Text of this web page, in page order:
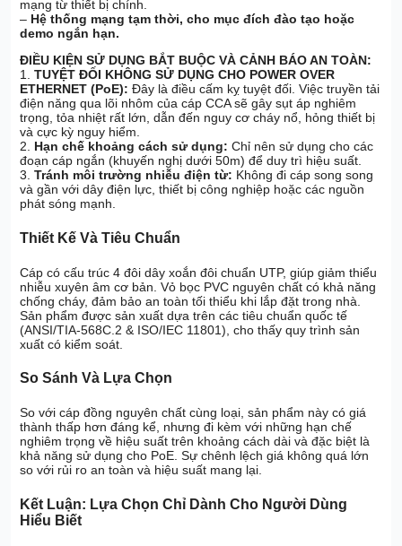
mạng từ thiết bị chính.
– Hệ thống mạng tạm thời, cho mục đích đào tạo hoặc
demo ngắn hạn.
ĐIỀU KIỆN SỬ DỤNG BẮT BUỘC VÀ CẢNH BÁO AN TOÀN:
1.TUYỆT ĐỐI KHÔNG SỬ DỤNG CHO POWER OVER
ETHERNET (PoE): Đây là điều cấm kỵ tuyệt đối. Việc truyền tải
điện năng qua lõi nhôm của cáp CCA sẽ gây sụt áp nghiêm
trọng, tỏa nhiệt rất lớn, dẫn đến nguy cơ cháy nổ, hỏng thiết bị
và cực kỳ nguy hiểm.
2. Hạn chế khoảng cách sử dụng: Chỉ nên sử dụng cho các
đoạn cáp ngắn (khuyến nghị dưới 50m) để duy trì hiệu suất.
3.Tránh môi trường nhiễu điện từ: Không đi cáp song song
và gần với dây điện lực, thiết bị công nghiệp hoặc các nguồn
phát sóng mạnh.
Thiết Kế Và Tiêu Chuẩn
Cáp có cấu trúc 4 đôi dây xoắn đôi chuẩn UTP, giúp giảm thiểu
nhiễu xuyên âm cơ bản. Vỏ bọc PVC nguyên chất có khả năng
chống cháy, đảm bảo an toàn tối thiểu khi lắp đặt trong nhà.
Sản phẩm được sản xuất dựa trên các tiêu chuẩn quốc tế
(ANSI/TIA-568C.2 & ISO/IEC 11801), cho thấy quy trình sản
xuất có kiểm soát.
So Sánh Và Lựa Chọn
So với cáp đồng nguyên chất cùng loại, sản phẩm này có giá
thành thấp hơn đáng kể, nhưng đi kèm với những hạn chế
nghiêm trọng về hiệu suất trên khoảng cách dài và đặc biệt là
khả năng sử dụng cho PoE. Sự chênh lệch giá không quá lớn
so với rủi ro an toàn và hiệu suất mang lại.
Kết Luận: Lựa Chọn Chỉ Dành Cho Người Dùng
Hiểu Biết